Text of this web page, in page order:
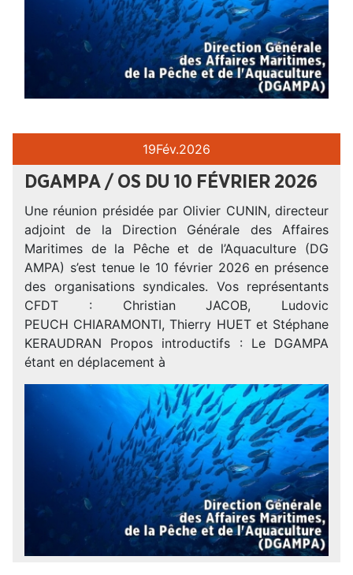
19Fév.2026
DGAMPA / OS DU 10 FÉVRIER 2026
Une réunion présidée par Olivier CUNIN, directeur
adjoint de la Direction Générale des Affaires
Maritimes de la Pêche et de l’Aquaculture (DG
AMPA) s’est tenue le 10 février 2026 en présence
des organisations syndicales. Vos représentants
CFDT : Christian JACOB, Ludovic
PEUCH CHIARAMONTI, Thierry HUET et Stéphane
KERAUDRAN Propos introductifs : Le DGAMPA
étant en déplacement à